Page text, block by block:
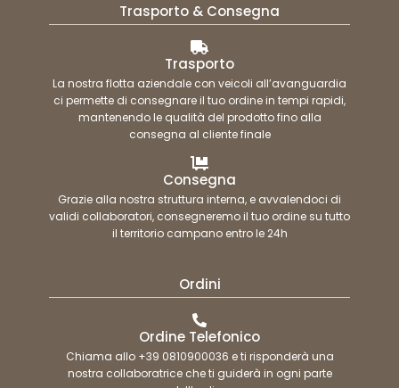
Trasporto & Consegna
Trasporto
La nostra flotta aziendale con veicoli all’avanguardia
ci permette di consegnare il tuo ordine in tempi rapidi,
mantenendo le qualità del prodotto fino alla
consegna al cliente finale
Consegna
Grazie alla nostra struttura interna, e avvalendoci di
validi collaboratori, consegneremo il tuo ordine su tutto
il territorio campano entro le 24h
Ordini
Ordine Telefonico
Chiama allo +39 0810900036 e ti risponderà una
nostra collaboratrice che ti guiderà in ogni parte